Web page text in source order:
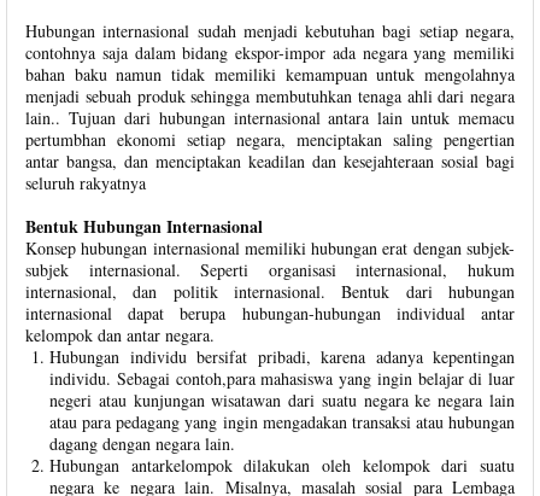
Hubungan internasional sudah menjadi kebutuhan bagi setiap negara,
contohnya saja dalam bidang ekspor-impor ada negara yang memiliki
bahan baku namun tidak memiliki kemampuan untuk mengolahnya
menjadi sebuah produk sehingga membutuhkan tenaga ahli dari negara
lain.. Tujuan dari hubungan internasional antara lain untuk memacu
pertumbhan ekonomi setiap negara, menciptakan saling pengertian
antar bangsa, dan menciptakan keadilan dan kesejahteraan sosial bagi
seluruh rakyatnya
Bentuk Hubungan Internasional
Konsep hubungan internasional memiliki hubungan erat dengan subjek-
subjek internasional. Seperti organisasi internasional, hukum
internasional, dan politik internasional. Bentuk dari hubungan
internasional dapat berupa hubungan-hubungan individual antar
kelompok dan antar negara.
Hubungan individu bersifat pribadi, karena adanya kepentingan
individu. Sebagai contoh,para mahasiswa yang ingin belajar di luar
negeri atau kunjungan wisatawan dari suatu negara ke negara lain
atau para pedagang yang ingin mengadakan transaksi atau hubungan
dagang dengan negara lain.
Hubungan antarkelompok dilakukan oleh kelompok dari suatu
negara ke negara lain. Misalnya, masalah sosial para Lembaga